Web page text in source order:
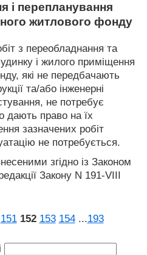
і перепланування
житлового фонду
з переобладнання та
і жилого приміщення
які не передбачають
та/або інженерні
не потребує
дають право на їх
зазначених робіт
не потребується.
згідно із Законом
Закону N 191-VIII
151 152 153 154 ...193